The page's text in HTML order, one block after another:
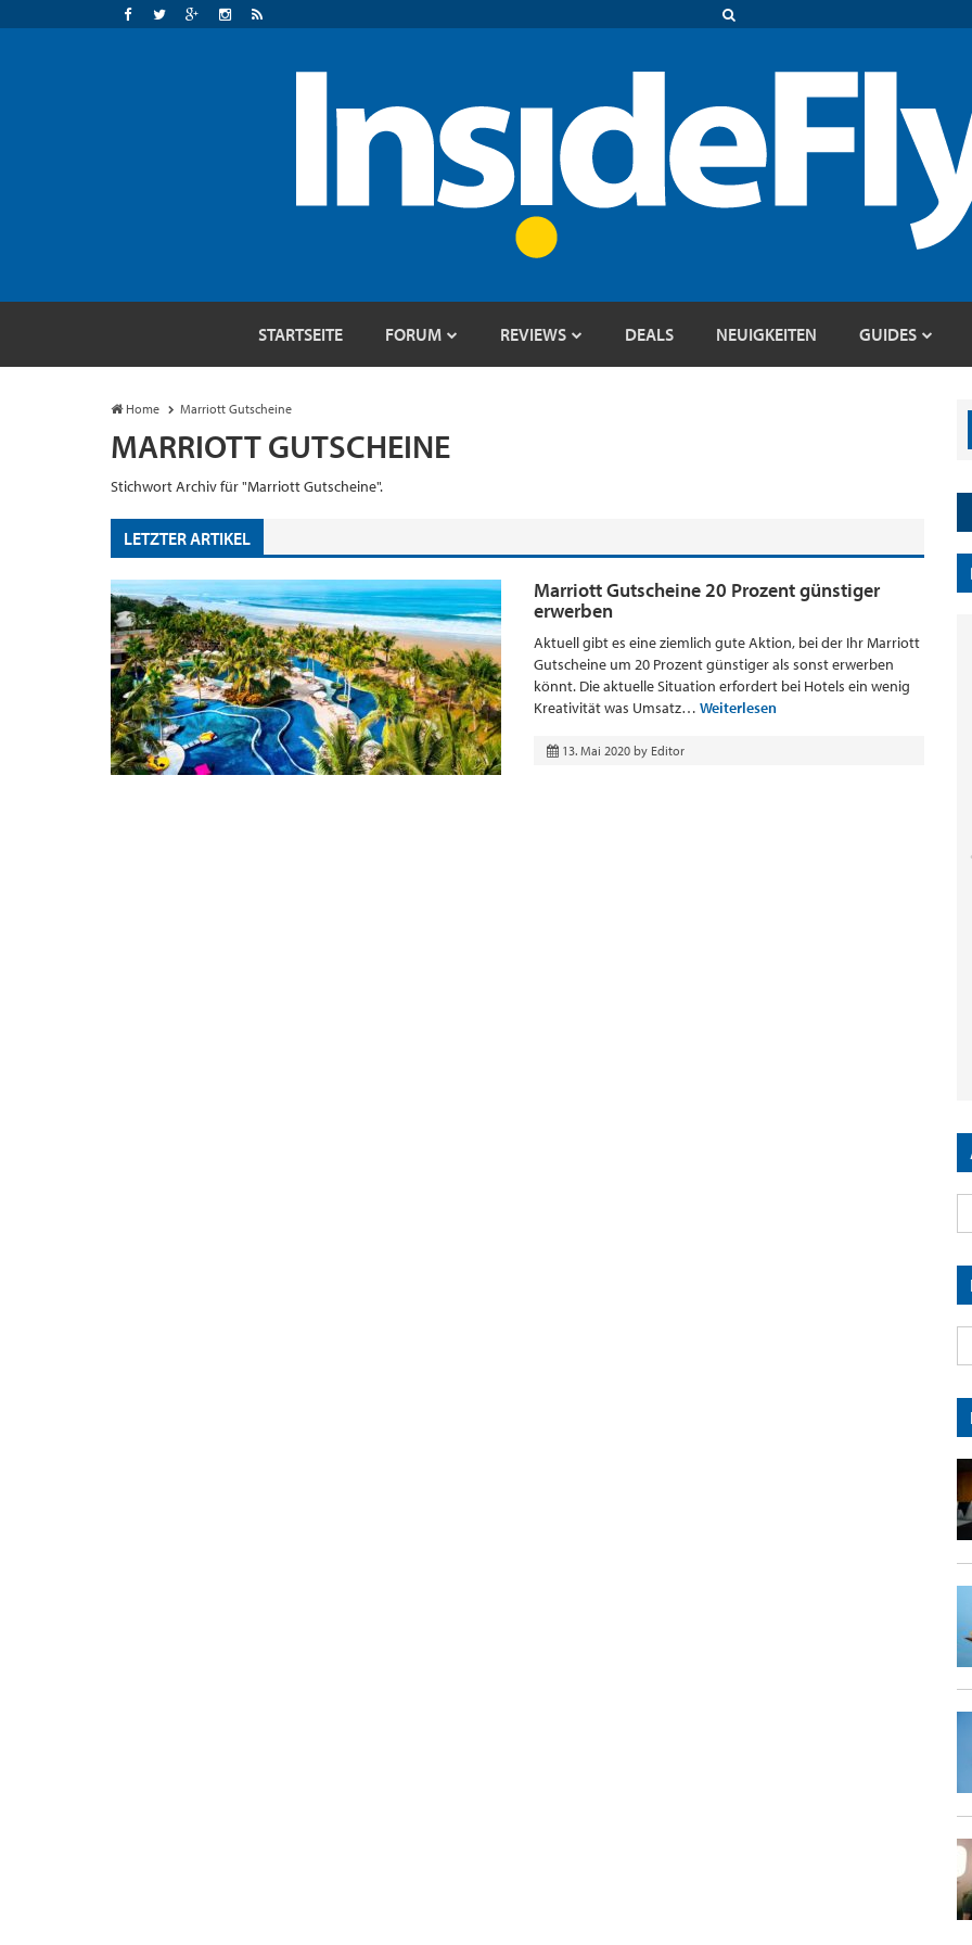
STARTSEITE FORUM REVIEWS DEALS NEUIGKEITEN GUIDES
Home Marriott Gutscheine
MARRIOTT GUTSCHEINE
Stichwort Archiv für "Marriott Gutscheine".
LETZTER ARTIKEL
Marriott Gutscheine 20 Prozent günstiger
erwerben
Aktuell gibt es eine ziemlich gute Aktion, bei der Ihr Marriott
Gutscheine um 20 Prozent günstiger als sonst erwerben
könnt. Die aktuelle Situation erfordert bei Hotels ein wenig
Kreativität was Umsatz… Weiterlesen
13. Mai 2020 by Editor